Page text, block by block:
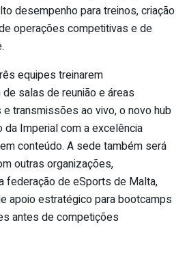
desempenho para treinos, criação
operações competitivas e de
equipes treinarem
salas de reunião e áreas
transmissões ao vivo, o novo hub
Imperial com a excelência
conteúdo. A sede também será
outras organizações,
federação de eSports de Malta,
apoio estratégico para bootcamps
antes de competições